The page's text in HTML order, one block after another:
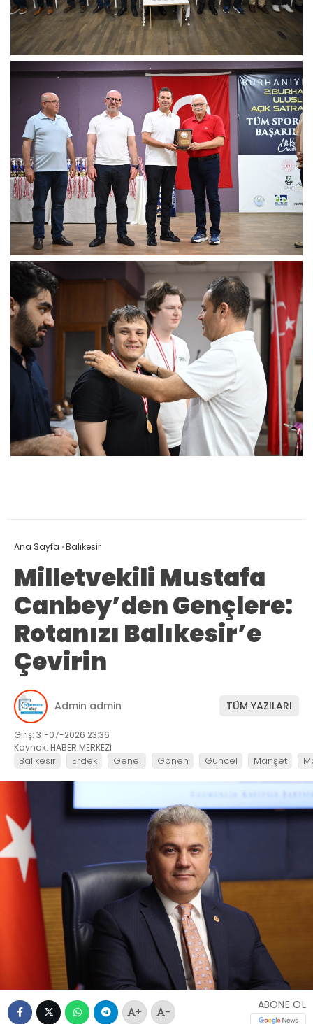
Ana Sayfa ›Balıkesir
Milletvekili Mustafa
Canbey’den Gençlere:
Rotanızı Balıkesir’e
Çevirin
Admin admin TÜM YAZILARI
Giriş: 31-07-2026 23:36
Kaynak: HABER MERKEZİ
Balıkesir Erdek Genel Gönen Güncel Manşet
+ -
ABONE OL